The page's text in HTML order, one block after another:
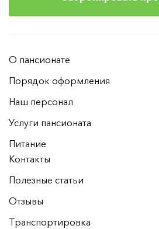
О пансионате
Порядок оформления
Наш персонал
Услуги пансионата
Питание
Контакты
Полезные статьи
Отзывы
Транспортировка